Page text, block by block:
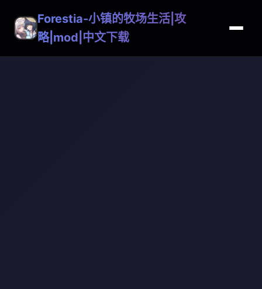
Forestia-小镇的牧场生活|攻
略|mod|中文下载